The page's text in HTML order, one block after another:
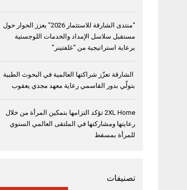
“منتدى الشارقة للاستثمار 2026” يعزز الحوار حول
مستقبل سلاسل الإمداد والخدمات اللوجستية
برعاية استراتيجية من “غلفتينر”
الشارقة تعزّز شراكتها العالمية في البحوث الطبية
بتولّي بدور القاسمي رعاية معهد مجدي يعقوب
2XL Home تؤكد التزامها بتمكين المرأة من خلال
رعايتها ومشاركتها في الملتقى العالمي السنوي
للمرأة بمسقط
تصنيفات